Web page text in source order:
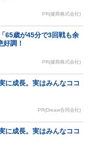
PR(健商株式会社)
65歳が45分で3回戦も余
調！
PR(健商株式会社)
に成長。実はみんなココ
PR(Dreaw合同会社)
に成長。実はみんなココ